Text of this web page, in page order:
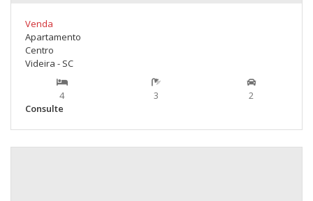
Venda
Apartamento
Centro
Videira - SC
4 3
2
Consulte